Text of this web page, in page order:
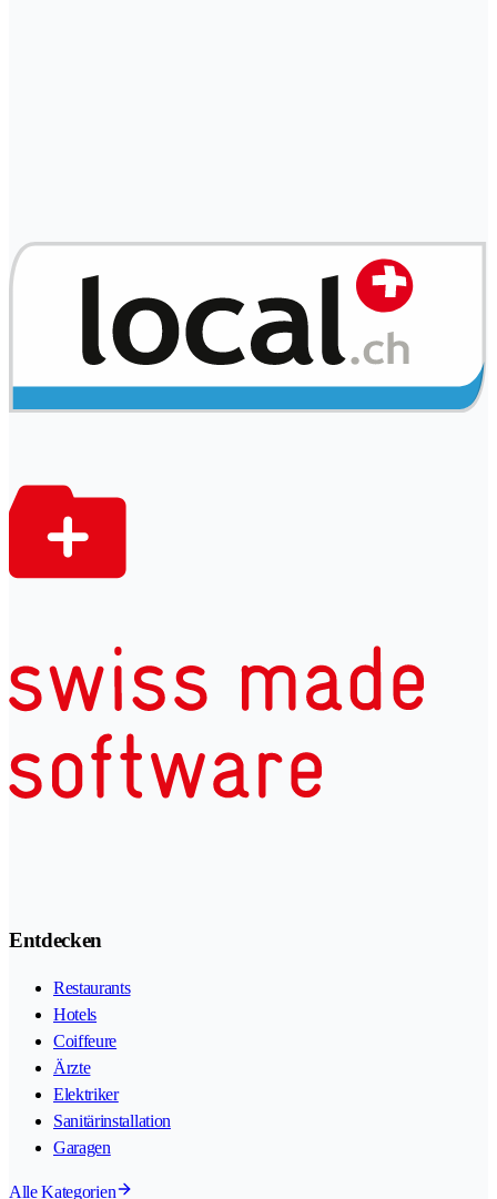
Entdecken
Restaurants
Hotels
Coiffeure
Ärzte
Elektriker
Sanitärinstallation
Garagen
Alle Kategorien